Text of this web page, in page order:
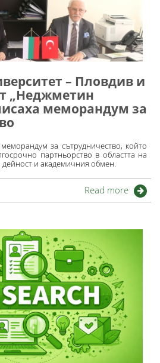
– Пловдив и
„Неджметин
меморандум за
за сътрудничество, който
партньорство в областта на
и академичния обмен.
Read more